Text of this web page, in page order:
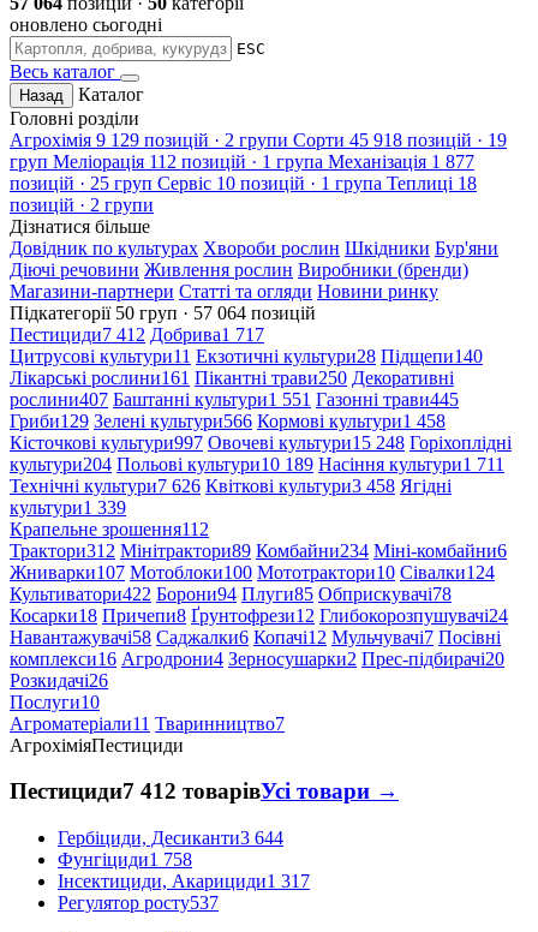
оновлено сьогодні
ESC
Весь каталог
Назад
Каталог
Головні розділи
Агрохімія 9 129 позицій · 2 групи Сорти 45 918 позицій · 19
груп Меліорація 112 позицій · 1 група Механізація 1 877
позицій · 25 груп Сервіс 10 позицій · 1 група Теплиці 18
позицій · 2 групи
Дізнатися більше
Довідник по культурах Хвороби рослин Шкідники Бур'яни
Діючі речовини Живлення рослин Виробники (бренди)
Магазини-партнери Статті та огляди Новини ринку
Підкатегорії 50 груп · 57 064 позицій
Пестициди7 412 Добрива1 717
Цитрусові культури11 Екзотичні культури28 Підщепи140
Лікарські рослини161 Пікантні трави250 Декоративні
рослини407 Баштанні культури1 551 Газонні трави445
Гриби129 Зелені культури566 Кормові культури1 458
Кісточкові культури997 Овочеві культури15 248 Горіхоплідні
культури204 Польові культури10 189 Насіння культури1 711
Технічні культури7 626 Квіткові культури3 458 Ягідні
культури1 339
Крапельне зрошення112
Трактори312 Мінітрактори89 Комбайни234 Міні-комбайни6
Жниварки107 Мотоблоки100 Мототрактори10 Сівалки124
Культиватори422 Борони94 Плуги85 Обприскувачі78
Косарки18 Причепи8 Ґрунтофрези12 Глибокорозпушувачі24
Навантажувачі58 Саджалки6 Копачі12 Мульчувачі7 Посівні
комплекси16 Агродрони4 Зерносушарки2 Прес-підбирачі20
Розкидачі26
Послуги10
Агроматеріали11 Тваринництво7
АгрохіміяПестициди
Пестициди7 412 товарівУсі товари →
Гербіциди, Десиканти3 644
Фунгіциди1 758
Інсектициди, Акарициди1 317
Регулятор росту537